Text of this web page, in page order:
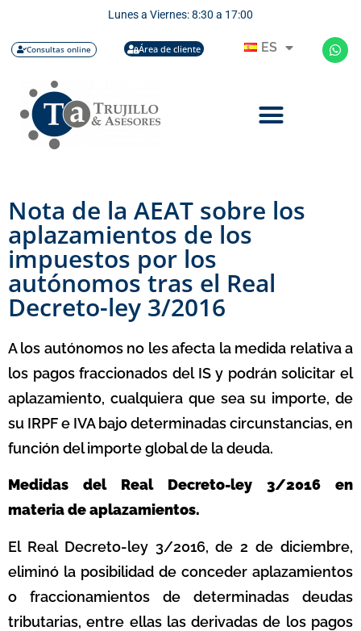
Lunes a Viernes: 8:30 a 17:00
Consultas online Área de cliente ES
Nota de la AEAT sobre los
aplazamientos de los
impuestos por los
autónomos tras el Real
Decreto-ley 3/2016
A los autónomos no les afecta la medida relativa a
los pagos fraccionados del IS y podrán solicitar el
aplazamiento, cualquiera que sea su importe, de
su IRPF e IVA bajo determinadas circunstancias, en
función del importe global de la deuda.
Medidas del Real Decreto-ley 3/2016 en
materia de aplazamientos.
El Real Decreto-ley 3/2016, de 2 de diciembre,
eliminó la posibilidad de conceder aplazamientos
o fraccionamientos de determinadas deudas
tributarias, entre ellas las derivadas de los pagos